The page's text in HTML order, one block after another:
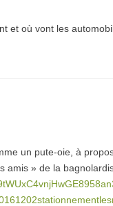
et où vont les
un pute-oie, à
amis » de la